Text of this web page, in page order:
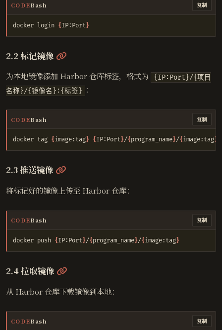
CODEBash 复制
docker login {IP:Port}
2.2 标记镜像 @
为本地镜像添加 Harbor 仓库标签，格式为
{IP:Port}/{项目
名称}/{镜像名}:{标签} ：
CODEBash 复制
docker tag {image:tag} {IP:Port}/{program_name}/{image:tag}
2.3 推送镜像 @
将标记好的镜像上传至 Harbor 仓库：
CODEBash 复制
docker push {IP:Port}/{program_name}/{image:tag}
2.4 拉取镜像 @
从 Harbor 仓库下载镜像到本地：
CODEBash 复制